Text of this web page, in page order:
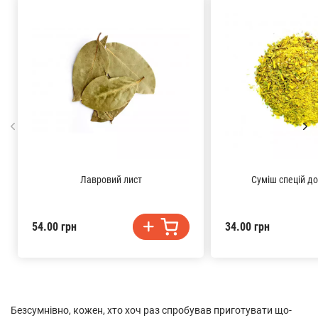
Безсумнівно, кожен, хто хоч раз спробував приготувати що-
Лавровий лист
54.00 грн
Суміш спецій
34.00 грн